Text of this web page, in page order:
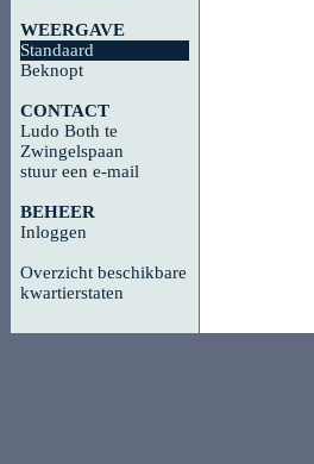
WEERGAVE
Standaard
Beknopt
CONTACT
Ludo Both te
Zwingelspaan
stuur een e-mail
BEHEER
Inloggen
Overzicht beschikbare
kwartierstaten